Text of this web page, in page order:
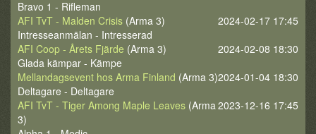
Bravo 1 - Rifleman
2024-02-17 17:45
AFI TvT - Malden Crisis (Arma 3)
Intresseanmälan - Intresserad
2024-02-08 18:30
AFI Coop - Årets Fjärde (Arma 3)
Glada kämpar - Kämpe
2024-01-04 18:30
Mellandagsevent hos Arma Finland (Arma 3)
Deltagare - Deltagare
2023-12-16 17:45
AFI TvT - Tiger Among Maple Leaves (Arma
3)